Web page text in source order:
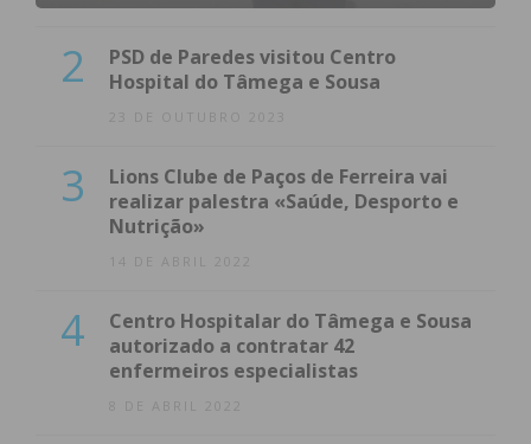
2
PSD de Paredes visitou Centro
Hospital do Tâmega e Sousa
23 DE OUTUBRO 2023
3
Lions Clube de Paços de Ferreira vai
realizar palestra «Saúde, Desporto e
Nutrição»
14 DE ABRIL 2022
4
Centro Hospitalar do Tâmega e Sousa
autorizado a contratar 42
enfermeiros especialistas
8 DE ABRIL 2022